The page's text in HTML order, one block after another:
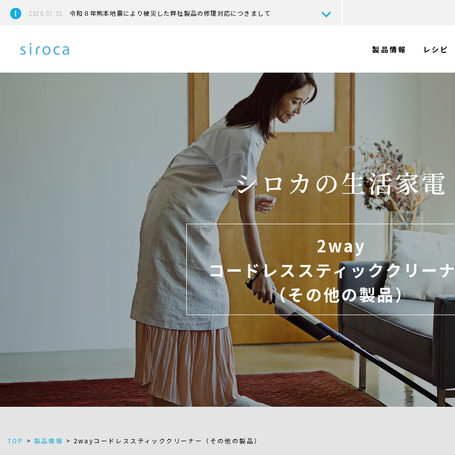
2026.07.31 令和８年熊本地震により被災した弊社製品の修理対応につきまして
製品情報 レシピ
シロカの生活家電
2way
コードレススティッククリー
（その他の製品）
TOP > 製品情報 > 2wayコードレススティッククリーナー（その他の製品）